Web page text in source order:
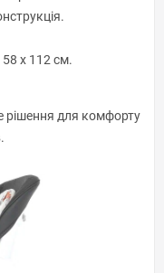
58 х 112 см.
рішення для комфорту